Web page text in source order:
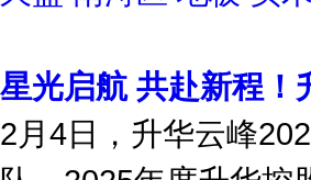
久盛 南浔区 地板 实
星光启航 共赴新程！
2月4日，升华云峰